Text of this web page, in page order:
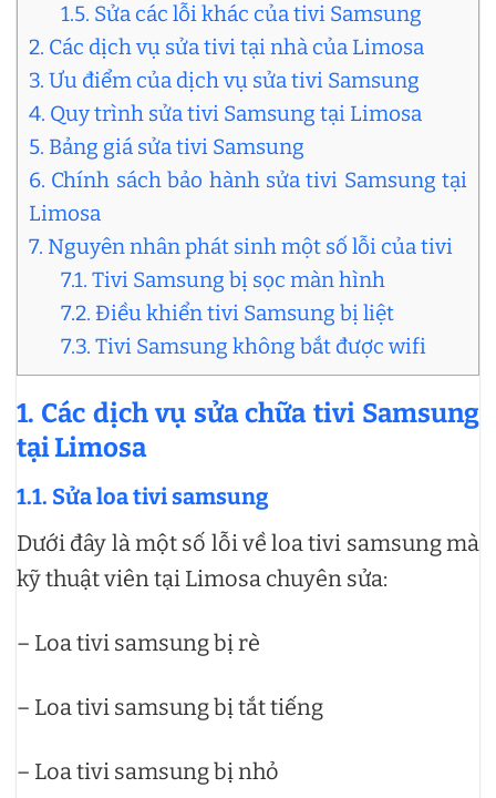
1.5. Sửa các lỗi khác của tivi Samsung
2. Các dịch vụ sửa tivi tại nhà của Limosa
3. Ưu điểm của dịch vụ sửa tivi Samsung
4. Quy trình sửa tivi Samsung tại Limosa
5. Bảng giá sửa tivi Samsung
6. Chính sách bảo hành sửa tivi Samsung tại
Limosa
7. Nguyên nhân phát sinh một số lỗi của tivi
7.1. Tivi Samsung bị sọc màn hình
7.2. Điều khiển tivi Samsung bị liệt
7.3. Tivi Samsung không bắt được wifi
1. Các dịch vụ sửa chữa tivi Samsung
tại Limosa
1.1. Sửa loa tivi samsung
Dưới đây là một số lỗi về loa tivi samsung mà
kỹ thuật viên tại Limosa chuyên sửa:
– Loa tivi samsung bị rè
– Loa tivi samsung bị tắt tiếng
– Loa tivi samsung bị nhỏ